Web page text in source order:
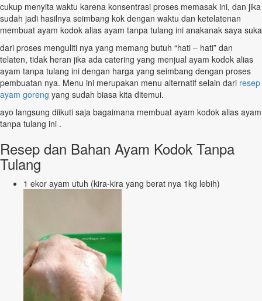
cukup menyita waktu karena konsentrasi proses memasak ini, dan jika
sudah jadi hasilnya seimbang kok dengan waktu dan ketelatenan
membuat ayam kodok alias ayam tanpa tulang ini anakanak saya suka
dari proses menguliti nya yang memang butuh “hati – hati” dan
telaten, tidak heran jika ada catering yang menjual ayam kodok alias
ayam tanpa tulang ini dengan harga yang seimbang dengan proses
pembuatan nya. Menu ini merupakan menu alternatif selain dari resep
ayam goreng yang sudah biasa kita ditemui.
ayo langsung diikuti saja bagaimana membuat ayam kodok alias ayam
tanpa tulang ini .
Resep dan Bahan Ayam Kodok Tanpa
Tulang
1 ekor ayam utuh (kira-kira yang berat nya 1kg lebih)